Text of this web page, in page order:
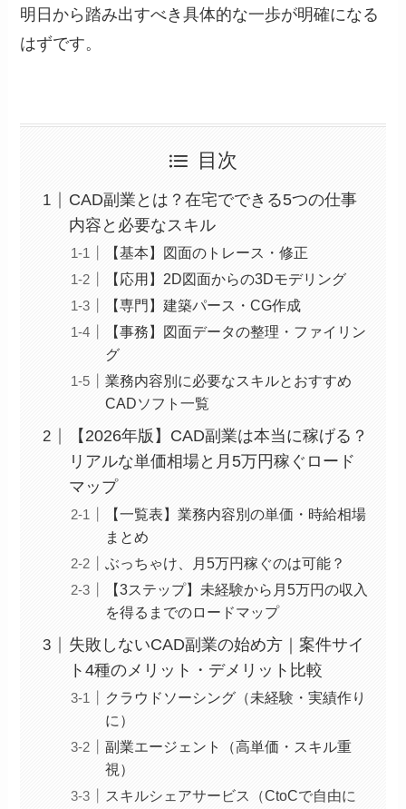
明日から踏み出すべき具体的な一歩が明確になる
はずです。
目次
CAD副業とは？在宅でできる5つの仕事
内容と必要なスキル
【基本】図面のトレース・修正
【応用】2D図面からの3Dモデリング
【専門】建築パース・CG作成
【事務】図面データの整理・ファイリン
グ
業務内容別に必要なスキルとおすすめ
CADソフト一覧
【2026年版】CAD副業は本当に稼げる？
リアルな単価相場と月5万円稼ぐロード
マップ
【一覧表】業務内容別の単価・時給相場
まとめ
ぶっちゃけ、月5万円稼ぐのは可能？
【3ステップ】未経験から月5万円の収入
を得るまでのロードマップ
失敗しないCAD副業の始め方｜案件サイ
ト4種のメリット・デメリット比較
クラウドソーシング（未経験・実績作り
に）
副業エージェント（高単価・スキル重
視）
スキルシェアサービス（CtoCで自由に